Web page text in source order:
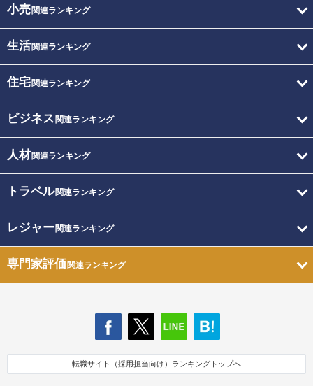
小売関連ランキング
生活関連ランキング
住宅関連ランキング
ビジネス 関連ランキング
人材関連ランキング
トラベル関連ランキング
レジャー関連ランキング
専門家評価関連ランキング
転職サイト（採用担当向け）ランキングトップへ